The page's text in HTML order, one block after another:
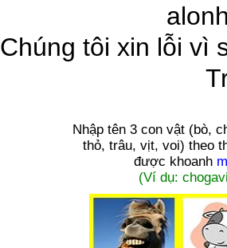
Chúng tôi xin lỗi vì
Nhập tên 3 con vật (bò,
thỏ, trâu, vịt, voi) theo
được khoanh
(Ví dụ: